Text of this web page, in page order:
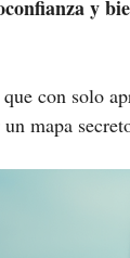
y
con solo
mapa